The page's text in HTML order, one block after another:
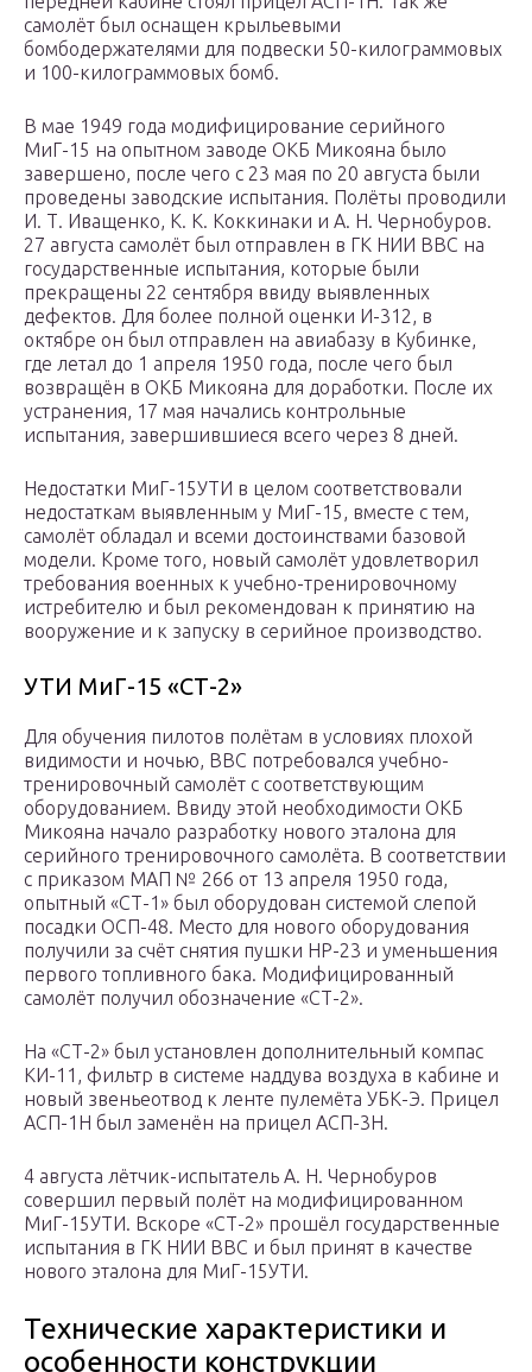
самолёт был оснащен крыльевыми
бомбодержателями для подвески 50-килограммовых
и 100-килограммовых бомб.
В мае 1949 года модифицирование серийного
МиГ-15 на опытном заводе ОКБ Микояна было
завершено, после чего с 23 мая по 20 августа были
проведены заводские испытания. Полёты проводили
И. Т. Иващенко, К. К. Коккинаки и А. Н. Чернобуров.
27 августа самолёт был отправлен в ГК НИИ ВВС на
государственные испытания, которые были
прекращены 22 сентября ввиду выявленных
дефектов. Для более полной оценки И-312, в
октябре он был отправлен на авиабазу в Кубинке,
где летал до 1 апреля 1950 года, после чего был
возвращён в ОКБ Микояна для доработки. После их
устранения, 17 мая начались контрольные
испытания, завершившиеся всего через 8 дней.
Недостатки МиГ-15УТИ в целом соответствовали
недостаткам выявленным у МиГ-15, вместе с тем,
самолёт обладал и всеми достоинствами базовой
модели. Кроме того, новый самолёт удовлетворил
требования военных к учебно-тренировочному
истребителю и был рекомендован к принятию на
вооружение и к запуску в серийное производство.
УТИ МиГ-15 «СТ-2»
Для обучения пилотов полётам в условиях плохой
видимости и ночью, ВВС потребовался учебно-
тренировочный самолёт с соответствующим
оборудованием. Ввиду этой необходимости ОКБ
Микояна начало разработку нового эталона для
серийного тренировочного самолёта. В соответствии
с приказом МАП № 266 от 13 апреля 1950 года,
опытный «СТ-1» был оборудован системой слепой
посадки ОСП-48. Место для нового оборудования
получили за счёт снятия пушки НР-23 и уменьшения
первого топливного бака. Модифицированный
самолёт получил обозначение «СТ-2».
На «СТ-2» был установлен дополнительный компас
КИ-11, фильтр в системе наддува воздуха в кабине и
новый звеньеотвод к ленте пулемёта УБК-Э. Прицел
АСП-1Н был заменён на прицел АСП-3Н.
4 августа лётчик-испытатель А. Н. Чернобуров
совершил первый полёт на модифицированном
МиГ-15УТИ. Вскоре «СТ-2» прошёл государственные
испытания в ГК НИИ ВВС и был принят в качестве
нового эталона для МиГ-15УТИ.
Технические характеристики и
особенности конструкции